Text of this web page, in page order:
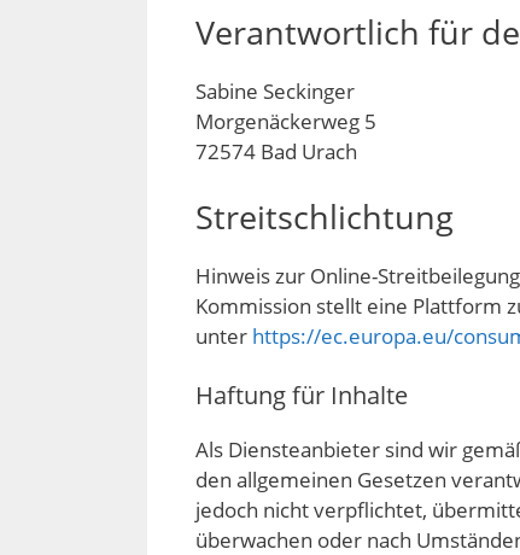
Verantwortlich für
Sabine Seckinger
Morgenäckerweg 5
72574 Bad Urach
Streitschlichtung
Hinweis zur Online-
Kommission stellt eine Plattform
unter https://ec.europa.eu/
Haftung für Inhalte
Als Diensteanbieter sind wir
den allgemeinen Gesetzen
jedoch nicht verpflichtet,
überwachen oder nach